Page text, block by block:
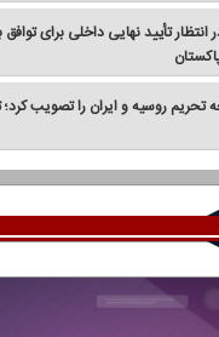
تأیید نهایی داخلی برای
تحریم روسیه و ایران را تصویب